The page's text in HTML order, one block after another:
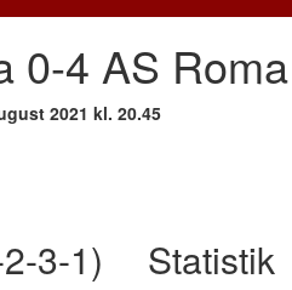
0-4 AS Roma
2021 kl. 20.45
3-1) Statistik